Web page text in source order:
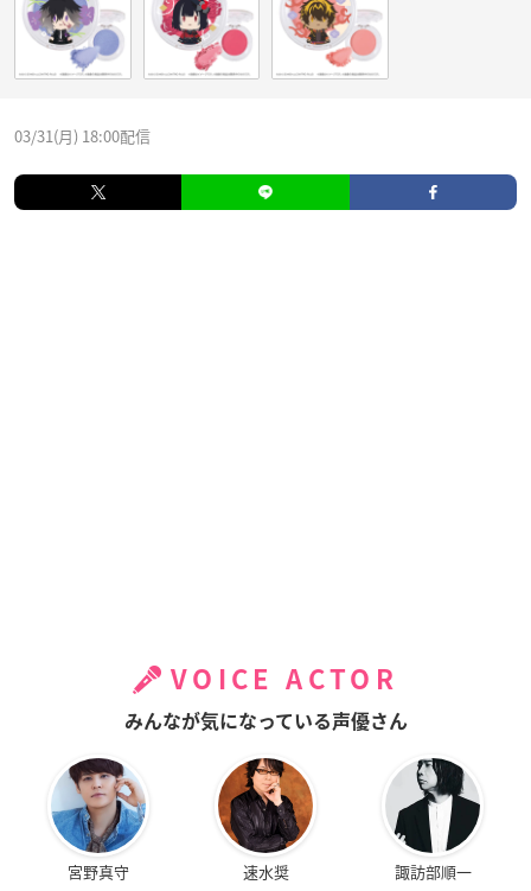
03/31(月) 18:00配信
VOICE ACTOR
みんなが気になっている声優さん
宮野真守 速水奨 諏訪部順一